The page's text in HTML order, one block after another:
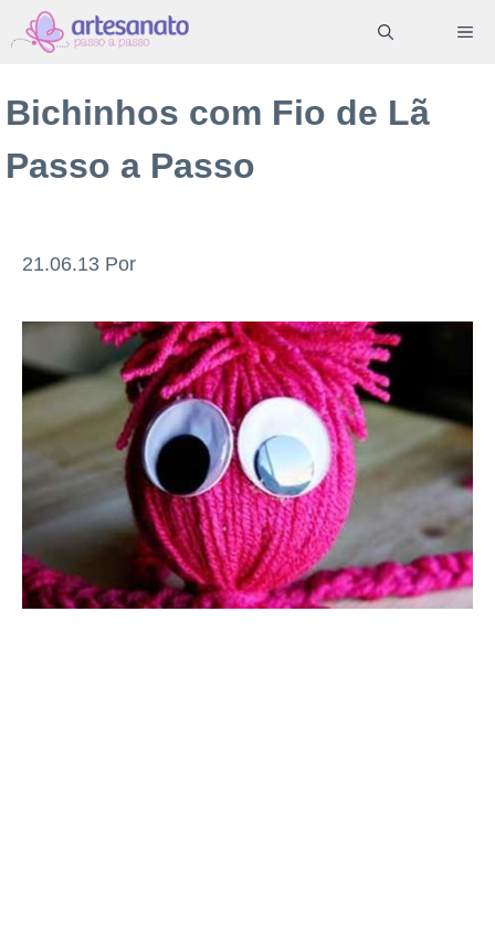
Pular
para
conteúdo
Bichinhos com Fio de Lã
Passo a Passo
21.06.13 Por